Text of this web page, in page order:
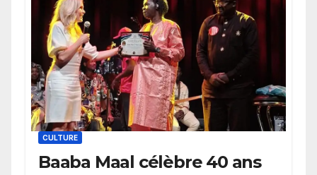
CULTURE
Baaba Maal célèbre 40 ans